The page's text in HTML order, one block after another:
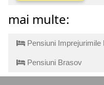
mai multe:
Pensiuni Imprejurimile
Pensiuni Brasov